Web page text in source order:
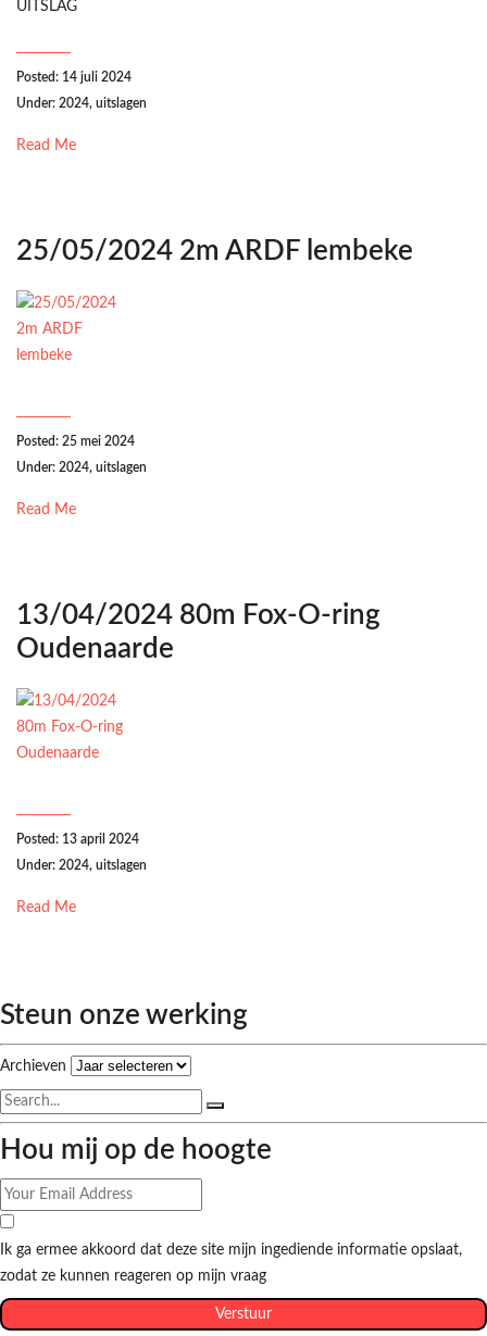
UITSLAG
Posted: 14 juli 2024
Under: 2024, uitslagen
Read Me
25/05/2024 2m ARDF lembeke
Posted: 25 mei 2024
Under: 2024, uitslagen
Read Me
13/04/2024 80m Fox-O-ring
Oudenaarde
Posted: 13 april 2024
Under: 2024, uitslagen
Read Me
Steun onze werking
Archieven
Hou mij op de hoogte
Ik ga ermee akkoord dat deze site mijn ingediende informatie opslaat,
zodat ze kunnen reageren op mijn vraag
Verstuur